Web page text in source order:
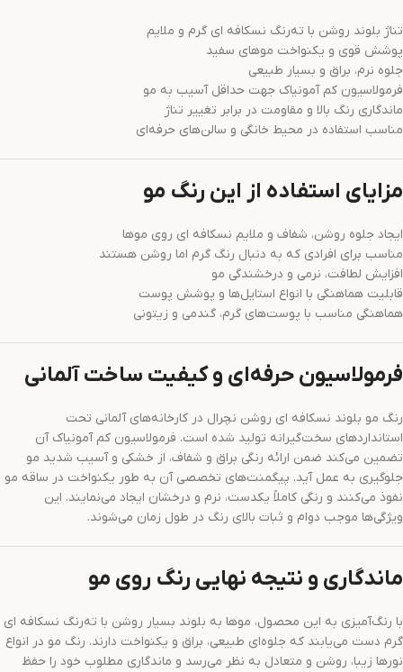
تناژ بلوند روشن با ته‌رنگ نسکافه‌ ای گرم و ملایم
پوشش قوی و یکنواخت موهای سفید
جلوه نرم، براق و بسیار طبیعی
فرمولاسیون کم آمونیاک جهت حداقل آسیب به مو
ماندگاری رنگ بالا و مقاومت در برابر تغییر تناژ
مناسب استفاده در محیط خانگی و سالن‌های حرفه‌ای
مزایای استفاده از این رنگ مو
ایجاد جلوه روشن، شفاف و ملایم نسکافه‌ ای روی موها
مناسب برای افرادی که به دنبال رنگ گرم اما روشن هستند
افزایش لطافت، نرمی و درخشندگی مو
قابلیت هماهنگی با انواع استایل‌ها و پوشش پوست
هماهنگی مناسب با پوست‌های گرم، گندمی و زیتونی
فرمولاسیون حرفه‌ای و کیفیت ساخت آلمانی
رنگ مو بلوند نسکافه‌ ای روشن نچرال در کارخانه‌های آلمانی تحت
استانداردهای سخت‌گیرانه تولید شده است. فرمولاسیون کم آمونیاک آن
تضمین می‌کند ضمن ارائه رنگی براق و شفاف، از خشکی و آسیب شدید مو
جلوگیری به عمل آید. پیگمنت‌های تخصصی آن به طور یکنواخت در ساقه مو
نفوذ می‌کنند و رنگی کاملاً یکدست، نرم و درخشان ایجاد می‌نمایند. این
ویژگی‌ها موجب دوام و ثبات بالای رنگ در طول زمان می‌شوند.
ماندگاری و نتیجه نهایی رنگ روی مو
با رنگ‌آمیزی به این محصول، موها به بلوند بسیار روشن با ته‌رنگ نسکافه‌ ای
گرم دست می‌یابند که جلوه‌ای طبیعی، براق و یکنواخت دارند. رنگ مو در انواع
نورها زیبا، روشن و متعادل به نظر می‌رسد و ماندگاری مطلوب خود را حفظ